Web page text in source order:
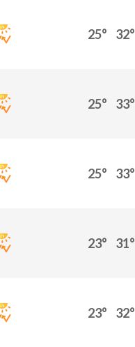
25° 32°
25° 33°
25° 33°
23° 31°
23° 32°